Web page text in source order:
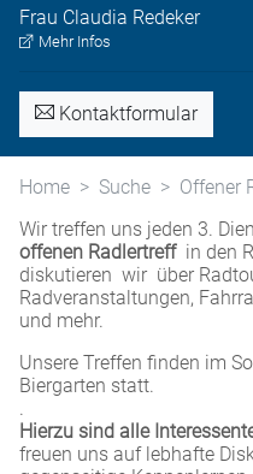
Frau Claudia Redeker
Mehr Infos
Kontaktformular
Home Suche
Offener
Wir treffen uns jeden 3.
offenen Radlertreffin den
diskutieren wir über
Radveranstaltungen,
und mehr.
Unsere Treffen finden im
Biergarten statt.
.
Hierzu sind alle
freuen uns auf lebhafte